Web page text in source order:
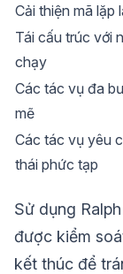
Cải thiện mã lặp
Tái cấu trúc với
chạy
Các tác vụ đa
mẽ
Các tác vụ yêu
thái phức tạp
Sử dụng
được kiểm
kết thúc để